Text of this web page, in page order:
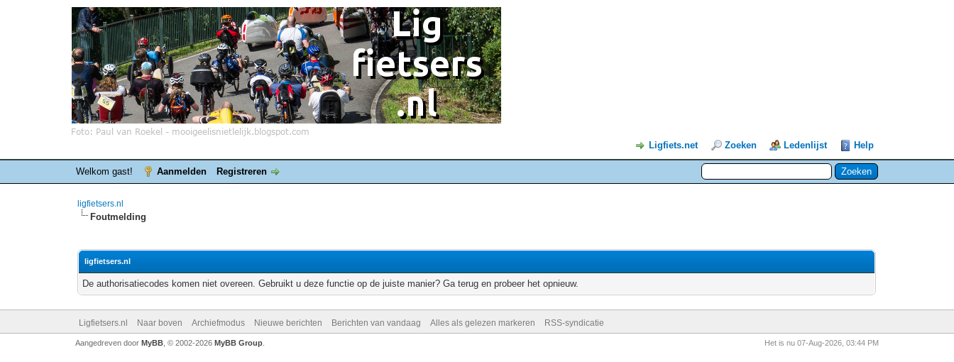
Ligfiets.net Zoeken Ledenlijst Help
Welkom gast! Aanmelden Registreren
ligfietsers.nl
Foutmelding
ligfietsers.nl
De authorisatiecodes komen niet overeen. Gebruikt u deze functie op de juiste manier? Ga terug en probeer het opnieuw.
Ligfietsers.nl Naar boven Archiefmodus Nieuwe berichten Berichten van vandaag Alles als gelezen markeren RSS-syndicatie
Het is nu 07-Aug-2026, 03:44 PM
Aangedreven door MyBB, © 2002-2026 MyBB Group.